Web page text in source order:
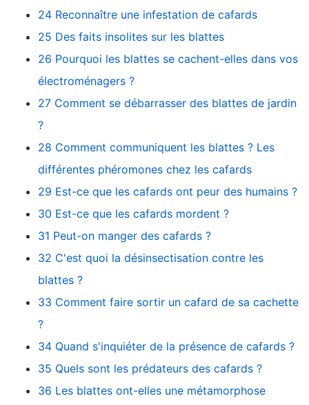
24 Reconnaître une infestation de cafards
25 Des faits insolites sur les blattes
26 Pourquoi les blattes se cachent-elles dans vos
électroménagers ?
27 Comment se débarrasser des blattes de jardin
?
28 Comment communiquent les blattes ? Les
différentes phéromones chez les cafards
29 Est-ce que les cafards ont peur des humains ?
30 Est-ce que les cafards mordent ?
31 Peut-on manger des cafards ?
32 C'est quoi la désinsectisation contre les
blattes ?
33 Comment faire sortir un cafard de sa cachette
?
34 Quand s'inquiéter de la présence de cafards ?
35 Quels sont les prédateurs des cafards ?
36 Les blattes ont-elles une métamorphose